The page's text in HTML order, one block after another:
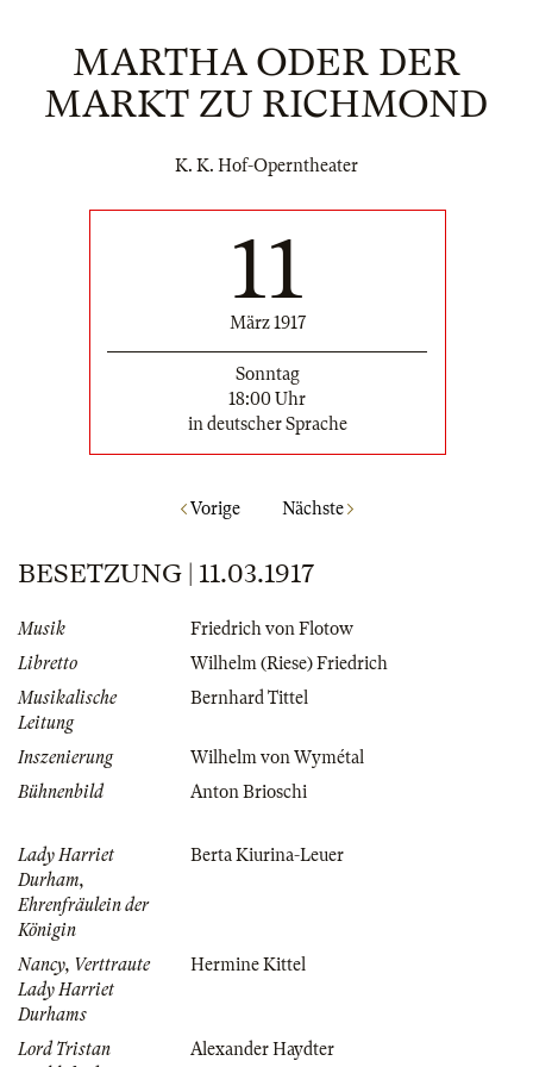
MARTHA ODER DER
MARKT ZU RICHMOND
K. K. Hof-Operntheater
11
März 1917
Sonntag
18:00 Uhr
in deutscher Sprache
Vorige Nächste
BESETZUNG | 11.03.1917
Musik
Friedrich von Flotow
Libretto
Wilhelm (Riese) Friedrich
Musikalische
Leitung
Bernhard Tittel
Inszenierung
Wilhelm von Wymétal
Bühnenbild
Anton Brioschi
Lady Harriet
Durham,
Ehrenfräulein der
Königin
Berta Kiurina-Leuer
Nancy, Verttraute
Lady Harriet
Durhams
Hermine Kittel
Lord Tristan
Alexander Haydter